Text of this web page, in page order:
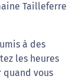
Tailleferre
à des
les heures
vous